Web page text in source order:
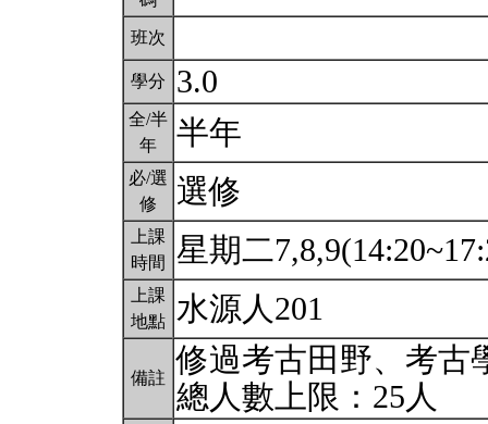
班次
學分 3.0
全/半
年
半年
必/選
修
選修
上課
時間
星期二
上課
地點 水源人201
備註
修過考古田野、考古
總人數上限：25人